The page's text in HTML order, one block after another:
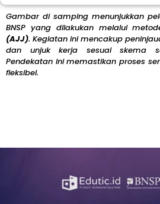
Gambar di samping menunjukkan
BNSP yang dilakukan melalui
(AJJ). Kegiatan ini mencakup
dan unjuk kerja sesuai skema
Pendekatan ini memastikan proses
fleksibel.